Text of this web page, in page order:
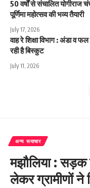
50 वर्षों से संचालित
पूर्णिमा महोत्सव की भव्य तैयारी
July 17, 2026
वाह रे शिक्षा विभाग : अंडा व
रही है बिस्कुट
July 11, 2026
अन्य समाचार
मझौलिया : सड़क
लेकर ग्रामीणों ने